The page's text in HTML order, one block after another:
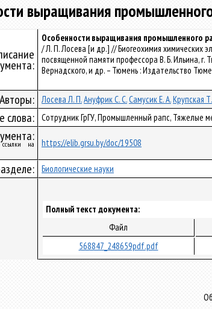
выращивания
Особенности выращивания промышленного
/ Л. П. Лосева [и др.] // Биогеохимия
посвященной памяти профессора В. Б. Ильина,
Вернадского, и др. – Тюмень : Издательство
Авторы: Лосева Л. П.Ануфрик С. С.Самусик Е. А.Крупская
слова: Сотрудник ГрГУ, Промышленный рапс, Тяжелые
на https://elib.grsu.by/doc/19508
Биологические науки
Полный текст документа:
Файл
568847_248659pdf.pdf